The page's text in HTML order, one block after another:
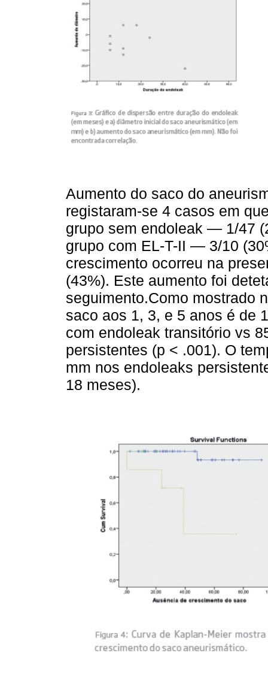
Aumento do saco do
registaram-se 4 casos em
grupo sem endoleak — 1/47
grupo com EL-T-II — 3/10
crescimento ocorreu na
(43%). Este aumento foi
seguimento.Como mostrado
saco aos 1, 3, e 5 anos é de
com endoleak transitório vs
persistentes (p < .001). O
mm nos endoleaks
18 meses).